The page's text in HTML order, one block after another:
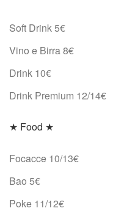
Soft Drink 5€
Vino e Birra 8€
Drink 10€
Drink Premium 12/14€
★ Food ★
Focacce 10/13€
Bao 5€
Poke 11/12€